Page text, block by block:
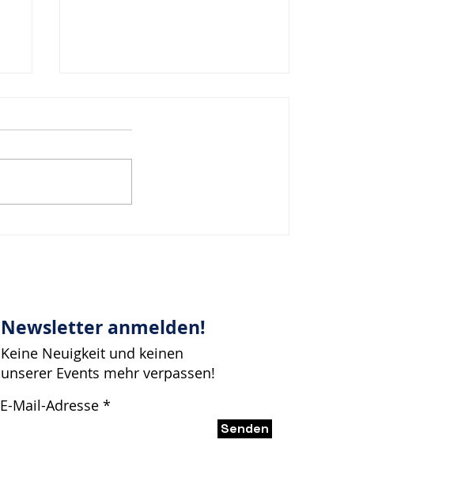
Newsletter anmelden!
Keine Neuigkeit und keinen
unserer Events mehr verpassen!
E-Mail-Adresse
Senden